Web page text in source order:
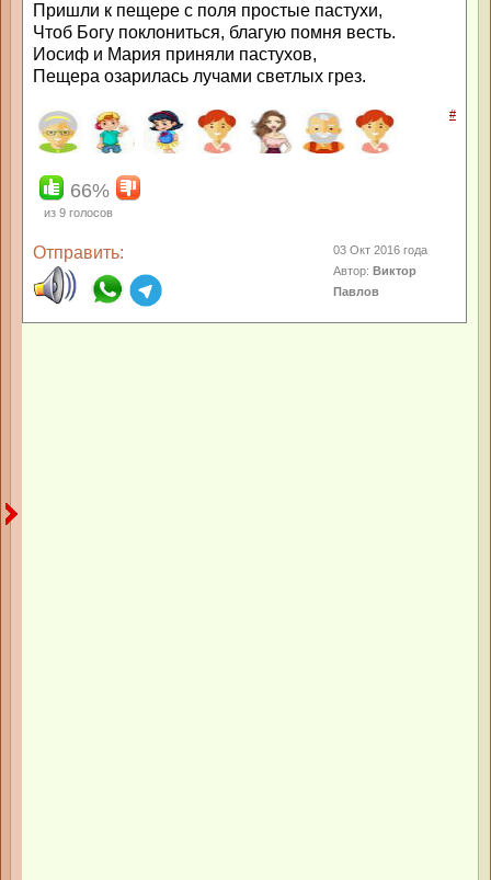
Пришли к пещере с поля простые пастухи,
Чтоб Богу поклониться, благую помня весть.
Иосиф и Мария приняли пастухов,
Пещера озарилась лучами светлых грез.
#
66%
из 9 голосов
Отправить:
03 Окт 2016 года
Автор:Виктор
Павлов